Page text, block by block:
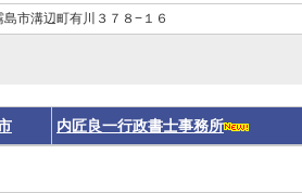
島市溝辺町有川３７８−１６
内匠良一行政書士事務所